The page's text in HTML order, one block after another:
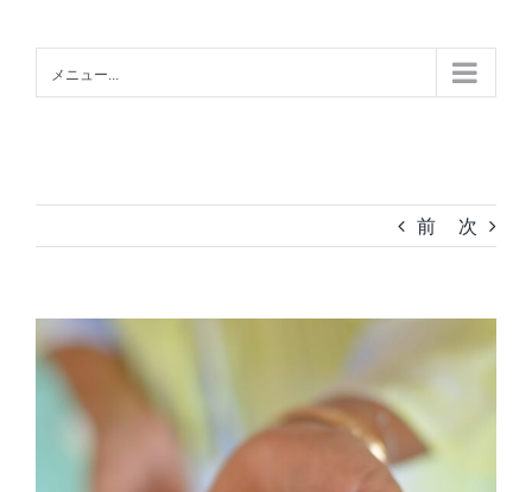
contentメニュー...
前 次
View
Larger
Image